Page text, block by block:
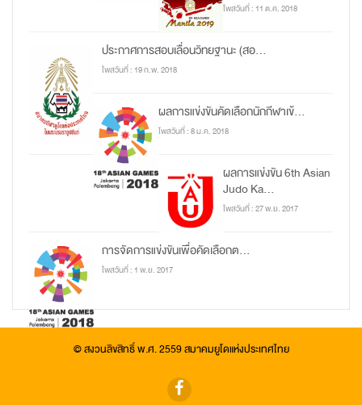
โพสวันที่ : 11 ต.ค. 2018
ประกาศการสอบเลื่อนวิทยฐานะ (สอ...
โพสวันที่ : 19 ก.พ. 2018
ผลการแข่งขันคัดเลือกนักกีฬาเข้...
โพสวันที่ : 8 ม.ค. 2018
ผลการแข่งขัน 6th Asian
Judo Ka...
โพสวันที่ : 27 พ.ย. 2017
การจัดการแข่งขันเพื่อคัดเลือกต...
โพสวันที่ : 1 พ.ย. 2017
© สงวนลิขสิทธิ์ พ.ศ. 2559 สมาคมยูโดแห่งประเทศไทย